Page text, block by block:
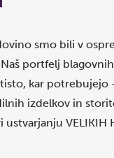
smo bili v
portfelj
tisto, kar
izdelkov in
VELIKIH